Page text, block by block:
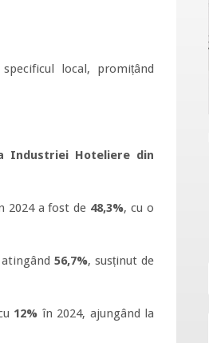
local, promițând
Industriei Hoteliere din
2024 a fost de 48,3%, cu o
atingând56,7%, susținut de
12% în 2024, ajungând la